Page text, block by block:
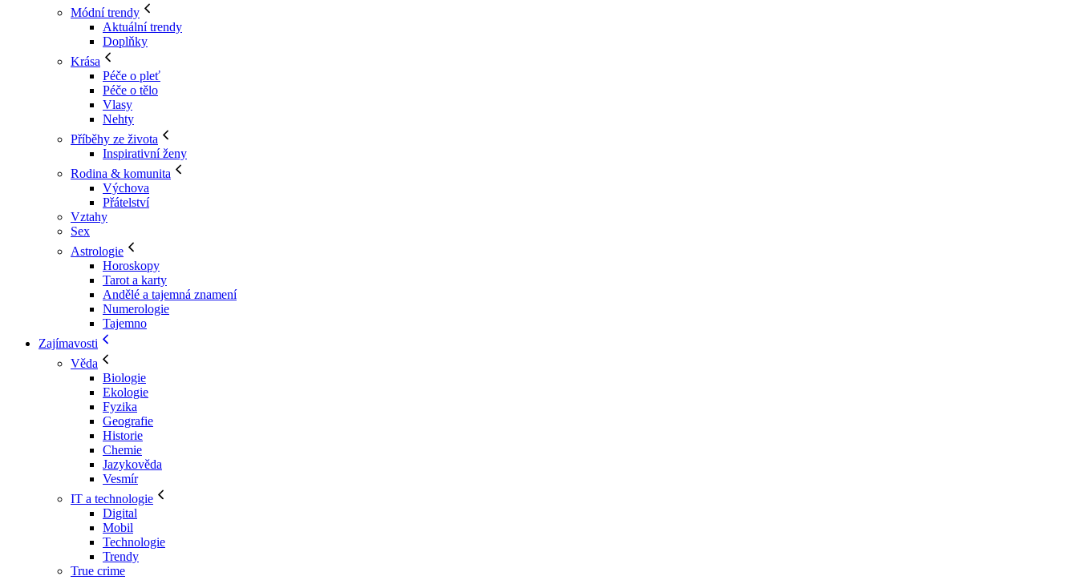
Módní trendy
Aktuální trendy
Doplňky
Krása
Péče o pleť
Péče o tělo
Vlasy
Nehty
Příběhy ze života
Inspirativní ženy
Rodina & komunita
Výchova
Přátelství
Vztahy
Sex
Astrologie
Horoskopy
Tarot a karty
Andělé a tajemná znamení
Numerologie
Tajemno
Zajímavosti
Věda
Biologie
Ekologie
Fyzika
Geografie
Historie
Chemie
Jazykověda
Vesmír
IT a technologie
Digital
Mobil
Technologie
Trendy
True crime